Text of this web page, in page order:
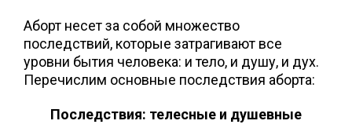
Аборт несет за собой множество
последствий, которые затрагивают все
уровни бытия человека: и тело, и душу, и дух.
Перечислим основные последствия аборта:
Последствия: телесные и душевные